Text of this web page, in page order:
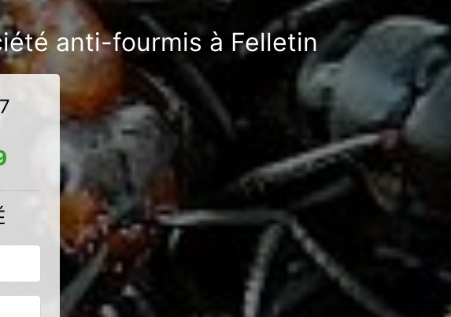
anti-fourmis à Felletin